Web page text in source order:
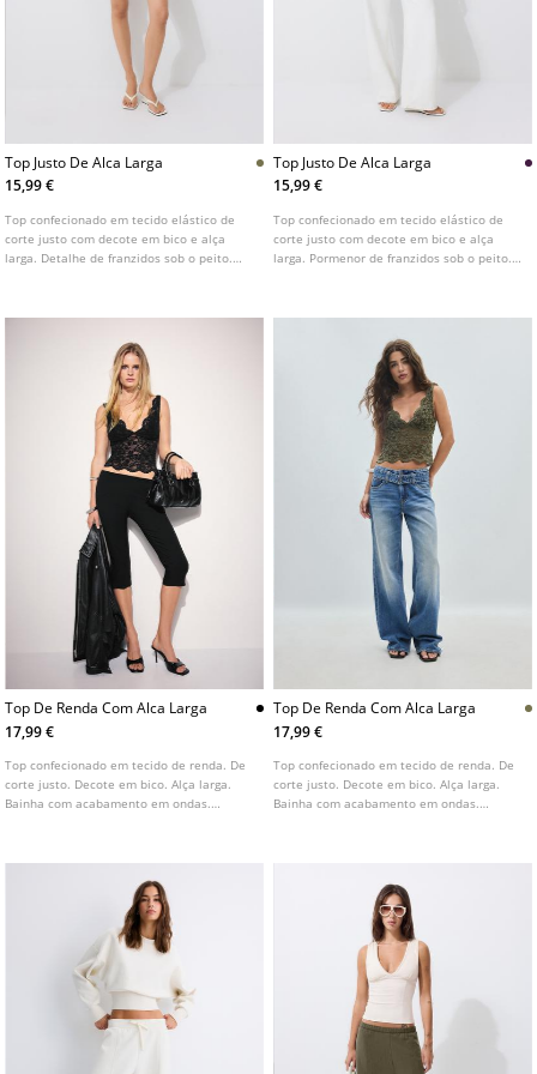
Top Justo De Alca Larga
15,99 €
Top confecionado em tecido elástico de
corte justo com decote em bico e alça
larga. Detalhe de franzidos sob o peito.
Top Justo De Alca Larga
15,99 €
Top confecionado em tecido elástico de
corte justo com decote em bico e alça
larga. Pormenor de franzidos sob o peito.
Top De Renda Com Alca Larga
17,99 €
Top confecionado em tecido de renda. De
corte justo. Decote em bico. Alça larga.
Bainha com acabamento em ondas.
Top De Renda Com Alca Larga
17,99 €
Top confecionado em tecido de renda. De
corte justo. Decote em bico. Alça larga.
Bainha com acabamento em ondas.